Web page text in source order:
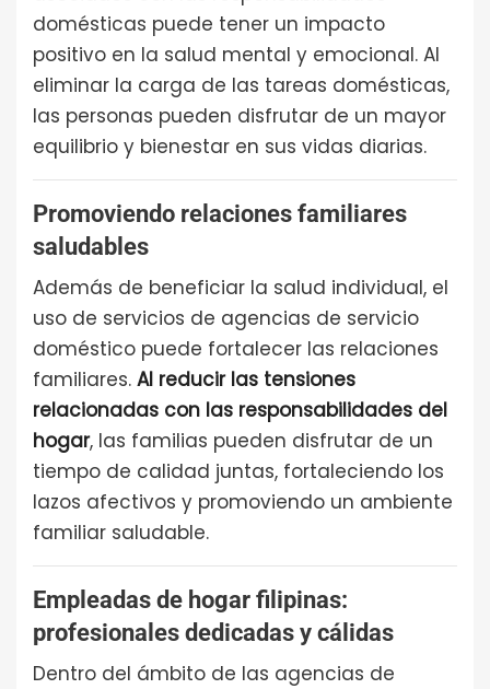
domésticas puede tener un impacto
positivo en la salud mental y emocional. Al
eliminar la carga de las tareas domésticas,
las personas pueden disfrutar de un mayor
equilibrio y bienestar en sus vidas diarias.
Promoviendo relaciones familiares
saludables
Además de beneficiar la salud individual, el
uso de servicios de agencias de servicio
doméstico puede fortalecer las relaciones
familiares. Al reducir las tensiones
relacionadas con las responsabilidades del
hogar, las familias pueden disfrutar de un
tiempo de calidad juntas, fortaleciendo los
lazos afectivos y promoviendo un ambiente
familiar saludable.
Empleadas de hogar filipinas:
profesionales dedicadas y cálidas
Dentro del ámbito de las agencias de